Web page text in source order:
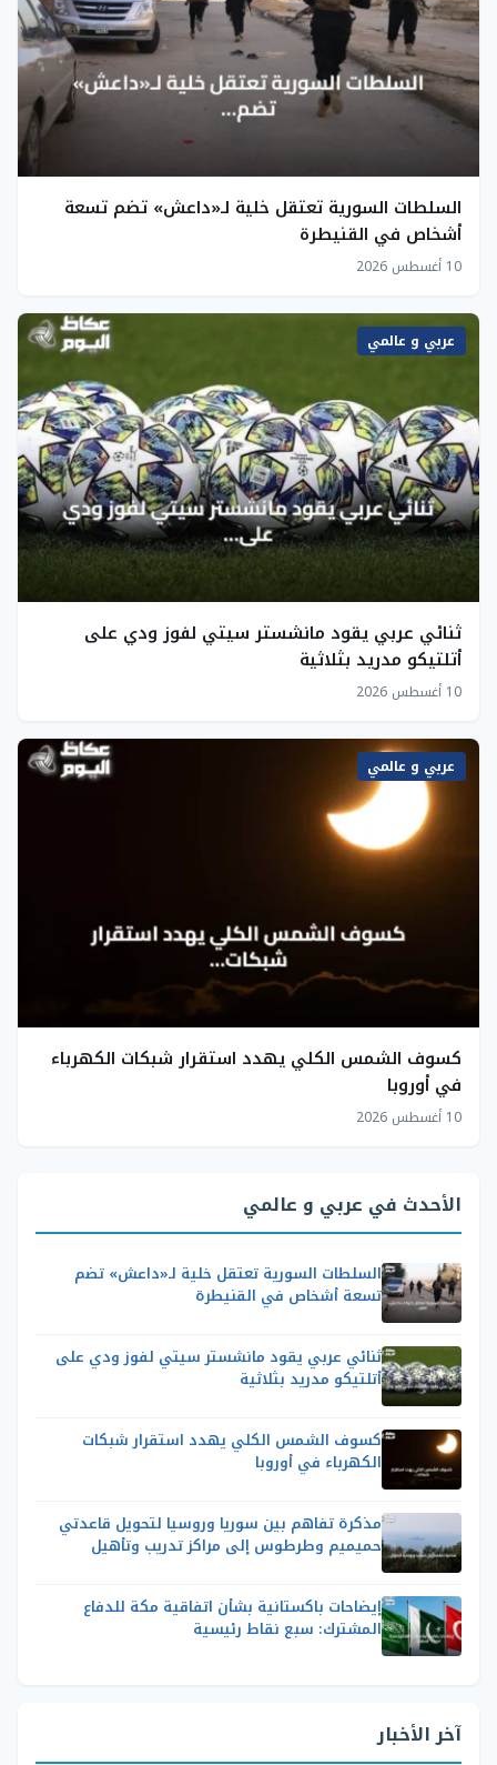
السلطات السورية تعتقل خلية لـ«داعش» تضم تسعة
أشخاص في القنيطرة
10 أغسطس 2026
عربي و عالمي
ثنائي عربي يقود مانشستر سيتي لفوز ودي على
أتلتيكو مدريد بثلاثية
10 أغسطس 2026
عربي و عالمي
كسوف الشمس الكلي يهدد استقرار شبكات الكهرباء
في أوروبا
10 أغسطس 2026
الأحدث في عربي و عالمي
السلطات السورية تعتقل خلية لـ«داعش» تضم
تسعة أشخاص في القنيطرة
ثنائي عربي يقود مانشستر سيتي لفوز ودي على
أتلتيكو مدريد بثلاثية
كسوف الشمس الكلي يهدد استقرار شبكات
الكهرباء في أوروبا
مذكرة تفاهم بين سوريا وروسيا لتحويل قاعدتي
حميميم وطرطوس إلى مراكز تدريب وتأهيل
إيضاحات باكستانية بشأن اتفاقية مكة للدفاع
المشترك: سبع نقاط رئيسية
آخر الأخبار